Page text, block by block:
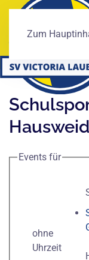
Zum
Events für
ohne
Uhrzeit